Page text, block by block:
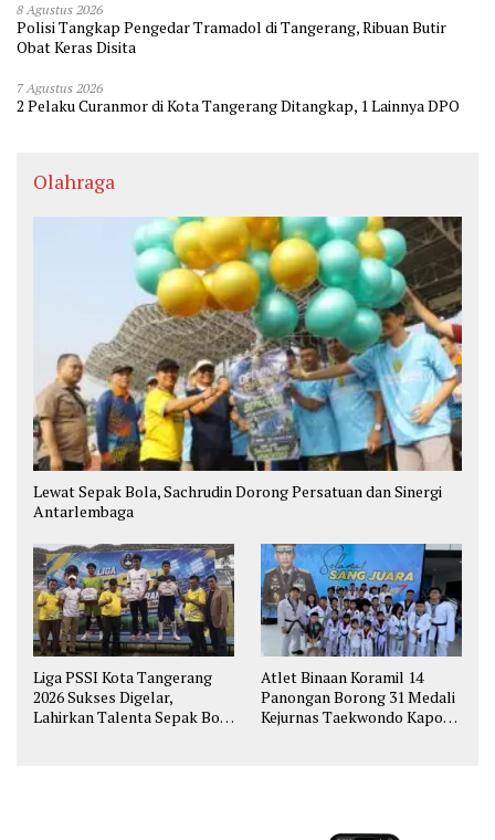
8 Agustus 2026
Polisi Tangkap Pengedar Tramadol di Tangerang, Ribuan Butir
Obat Keras Disita
7 Agustus 2026
2 Pelaku Curanmor di Kota Tangerang Ditangkap, 1 Lainnya DPO
Olahraga
Lewat Sepak Bola, Sachrudin Dorong Persatuan dan Sinergi
Antarlembaga
Liga PSSI Kota Tangerang
2026 Sukses Digelar,
Lahirkan Talenta Sepak Bola
Atlet Binaan Koramil 14
Panongan Borong 31 Medali
Kejurnas Taekwondo Kapolri